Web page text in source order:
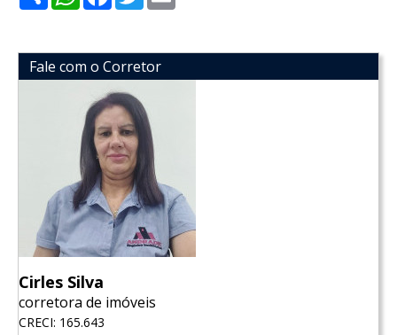
Fale com o Corretor
Cirles Silva
corretora de imóveis
CRECI: 165.643